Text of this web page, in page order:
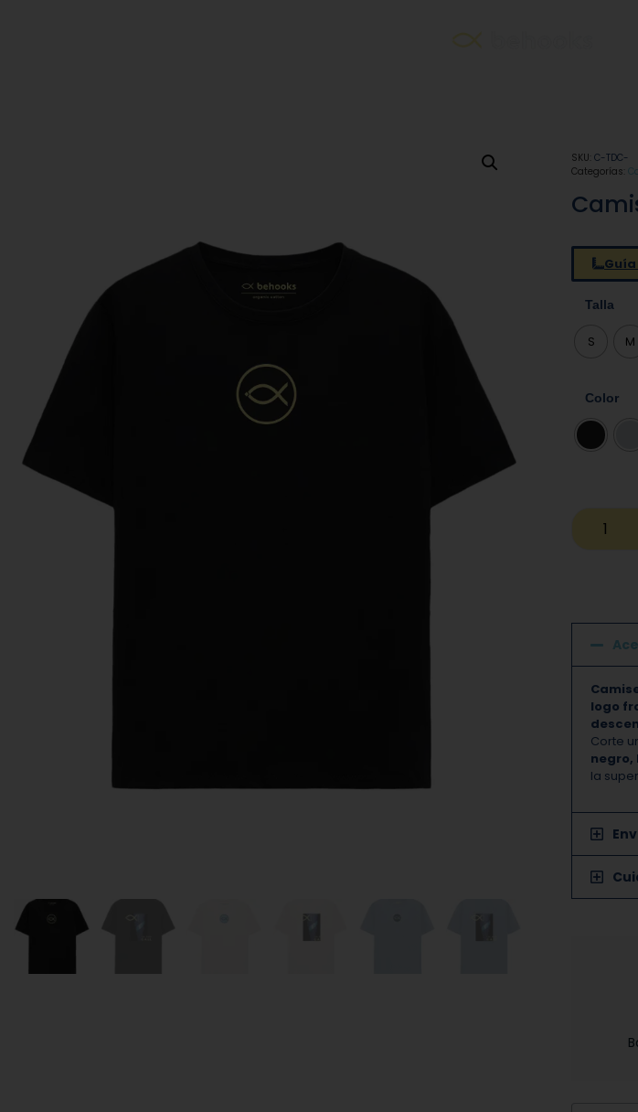
SKU: C-TDC-
Categorías:
Talla
S M
Color
logo
Corte
negro,
la